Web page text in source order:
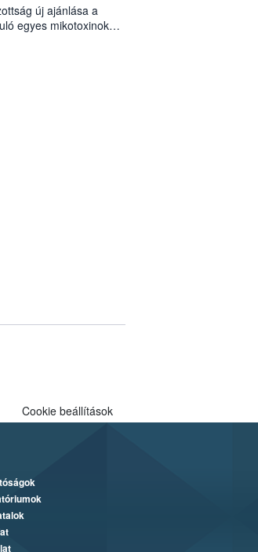
jelenlétéről
új ajánlása a
egyes mikotoxinokkal
2027-től új
írja elő, és a jelenleg
Cookie beállítások